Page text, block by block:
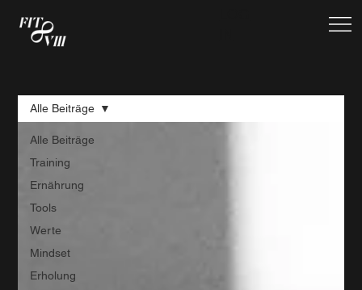
Alle Beiträge
Training
Ernährung
Tools
Werte
Mindset
Erholung
Alle Beiträge